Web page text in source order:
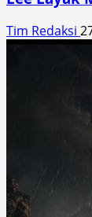
Tim Redaksi